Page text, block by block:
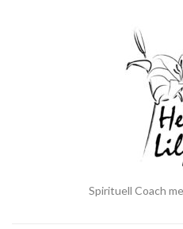
Spirituell Coach